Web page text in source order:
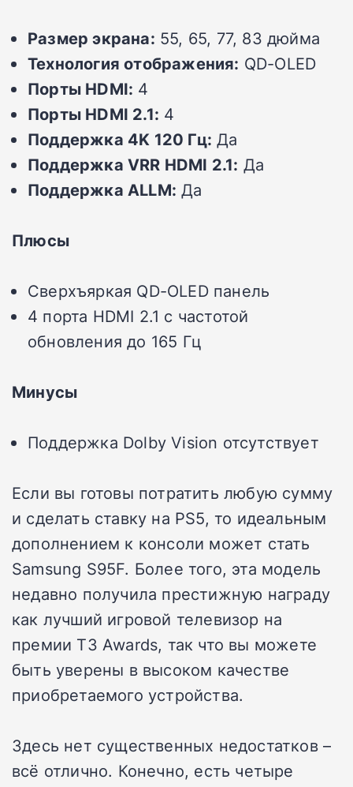
Размер экрана: 55, 65, 77, 83 дюйма
Технология отображения: QD-OLED
Порты HDMI: 4
Порты HDMI 2.1: 4
Поддержка 4K 120 Гц: Да
Поддержка VRR HDMI 2.1: Да
Поддержка ALLM: Да
Плюсы
Сверхъяркая QD-OLED панель
4 порта HDMI 2.1 с частотой
обновления до 165 Гц
Минусы
Поддержка Dolby Vision отсутствует
Если вы готовы потратить любую сумму
и сделать ставку на PS5, то идеальным
дополнением к консоли может стать
Samsung S95F. Более того, эта модель
недавно получила престижную награду
как лучший игровой телевизор на
премии T3 Awards, так что вы можете
быть уверены в высоком качестве
приобретаемого устройства.
Здесь нет существенных недостатков –
всё отлично. Конечно, есть четыре